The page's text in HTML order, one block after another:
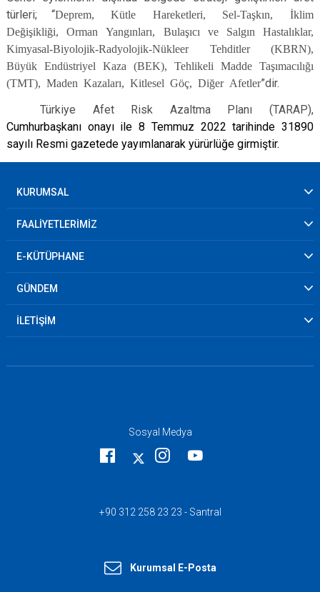
türleri; “Deprem, Kütle Hareketleri, Sel-Taşkın, İklim
Değişikliği, Orman Yangınları, Bulaşıcı ve Salgın Hastalıklar,
Kimyasal-Biyolojik-Radyolojik-Nükleer Tehditler (KBRN),
Büyük Endüstriyel Kaza (BEK), Tehlikeli Madde Taşımacılığı
(TMT), Maden Kazaları, Kitlesel Göç, Diğer Afetler”dir.
Türkiye Afet Risk Azaltma Planı (TARAP),
Cumhurbaşkanı onayı ile 8 Temmuz 2022 tarihinde 31890
sayılı Resmi gazetede yayımlanarak yürürlüğe girmiştir.
KURUMSAL
FAALİYETLERİMİZ
E-KÜTÜPHANE
GÜNDEM
İLETİŞİM
Sosyal Medya
+90 312 258 23 23 - Santral
Kurumsal E-Posta